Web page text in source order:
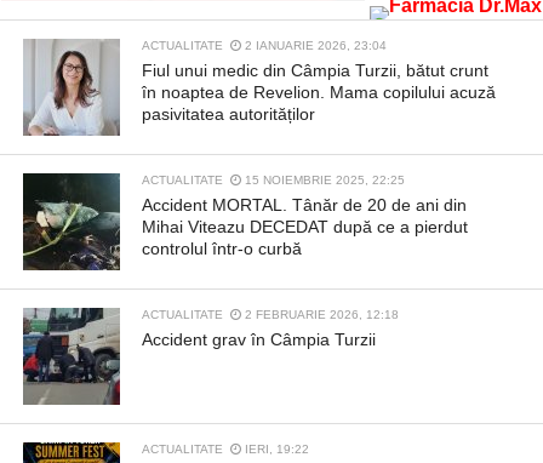
ACTUALITATE 2 IANUARIE 2026, 23:04
Fiul unui medic din Câmpia Turzii, bătut crunt
în noaptea de Revelion. Mama copilului acuză
pasivitatea autorităților
ACTUALITATE 15 NOIEMBRIE 2025, 22:25
Accident MORTAL. Tânăr de 20 de ani din
Mihai Viteazu DECEDAT după ce a pierdut
controlul într-o curbă
ACTUALITATE 2 FEBRUARIE 2026, 12:18
Accident grav în Câmpia Turzii
ACTUALITATE IERI, 19:22